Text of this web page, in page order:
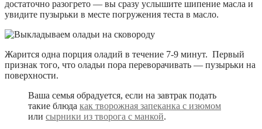
достаточно разогрето — вы сразу услышите шипение масла и
увидите пузырьки в месте погружения теста в масло.
Жарится одна порция оладий в течение 7-9 минут. Первый
признак того, что оладьи пора переворачивать — пузырьки на
поверхности.
Ваша семья обрадуется, если на завтрак подать
такие блюда как творожная запеканка с изюмом
или сырники из творога с манкой.